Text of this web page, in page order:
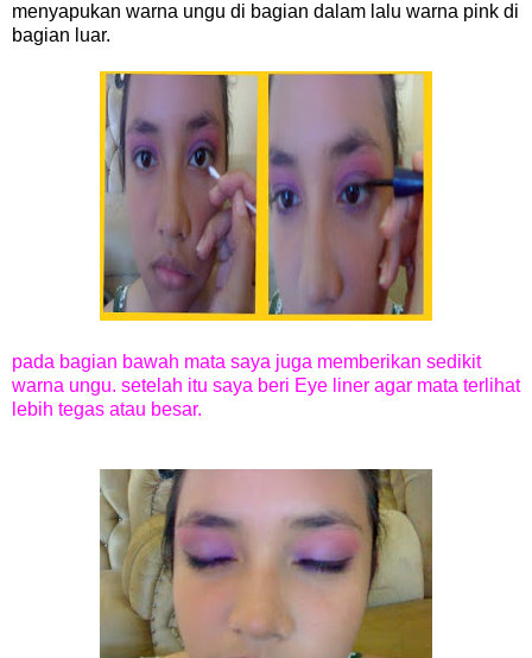
menyapukan warna ungu di bagian dalam lalu warna pink di
bagian luar.
pada bagian bawah mata saya juga memberikan sedikit
warna ungu. setelah itu saya beri Eye liner agar mata terlihat
lebih tegas atau besar.